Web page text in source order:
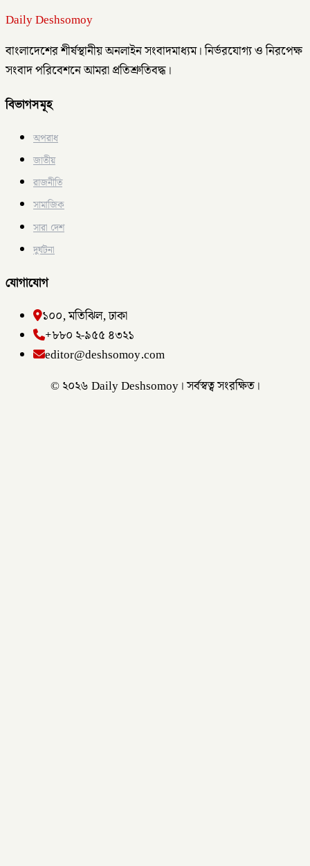
Daily Deshsomoy
বাংলাদেশের শীর্ষস্থানীয় অনলাইন সংবাদমাধ্যম। নির্ভরযোগ্য ও নিরপেক্ষ
সংবাদ পরিবেশনে আমরা প্রতিশ্রুতিবদ্ধ।
বিভাগসমূহ
অপরাধ
জাতীয়
রাজনীতি
সামাজিক
সারা দেশ
দুর্ঘটনা
যোগাযোগ
১০০, মতিঝিল, ঢাকা
+৮৮০ ২-৯৫৫ ৪৩২১
editor@deshsomoy.com
© ২০২৬ Daily Deshsomoy। সর্বস্বত্ব সংরক্ষিত।